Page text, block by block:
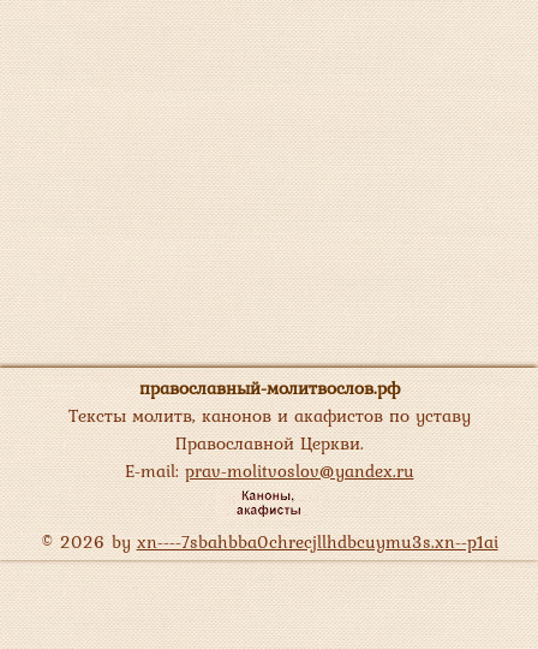
православный-молитвослов.рф
Тексты молитв, канонов и акафистов по уставу
Православной Церкви.
E-mail:prav-molitvoslov@yandex.ru
© 2026 byxn----7sbahbba0chrecjllhdbcuymu3s.xn--p1ai